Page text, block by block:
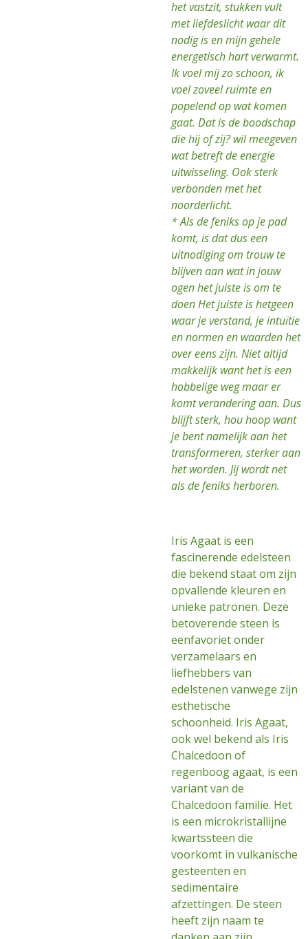
het vastzit, stukken vult
met liefdeslicht waar dit
nodig is en mijn gehele
energetisch hart verwarmt.
Ik voel mij zo schoon, ik
voel zoveel ruimte en
popelend op wat komen
gaat. Dat is de boodschap
die hij of zij? wil meegeven
wat betreft de energie
uitwisseling. Ook sterk
verbonden met het
noorderlicht.
* Als de feniks op je pad
komt, is dat dus een
uitnodiging om trouw te
blijven aan wat in jouw
ogen het juiste is om te
doen Het juiste is hetgeen
waar je verstand, je intuïtie
en normen en waarden het
over eens zijn. Niet altijd
makkelijk want het is een
hobbelige weg maar er
komt verandering aan. Dus
blijft sterk, hou hoop want
je bent namelijk aan het
transformeren, sterker aan
het worden. Jij wordt net
als de feniks herboren.
Iris Agaat is een
fascinerende edelsteen
die bekend staat om zijn
opvallende kleuren en
unieke patronen. Deze
betoverende steen is
eenfavoriet onder
verzamelaars en
liefhebbers van
edelstenen vanwege zijn
esthetische
schoonheid. Iris Agaat,
ook wel bekend als Iris
Chalcedoon of
regenboog agaat, is een
variant van de
Chalcedoon familie. Het
is een microkristallijne
kwartssteen die
voorkomt in vulkanische
gesteenten en
sedimentaire
afzettingen. De steen
heeft zijn naam te